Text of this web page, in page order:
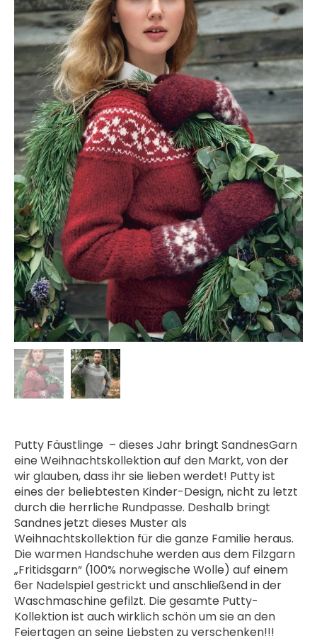
Putty Fäustlinge – dieses Jahr bringt SandnesGarn
eine Weihnachtskollektion auf den Markt, von der
wir glauben, dass ihr sie lieben werdet! Puttyist
eines der beliebtesten Kinder-Design, nicht zu letzt
durch die herrliche Rundpasse. Deshalb bringt
Sandnes jetzt dieses Muster als
Weihnachtskollektion für die ganze Familie heraus.
Die warmen Handschuhe werden aus dem Filzgarn
„Fritidsgarn“ (100% norwegische Wolle) auf einem
6er Nadelspiel gestrickt und anschließend in der
Waschmaschine gefilzt. Die gesamte Putty-
Kollektion ist auch wirklich schön um sie an den
Feiertagen an seine Liebsten zu verschenken!!!